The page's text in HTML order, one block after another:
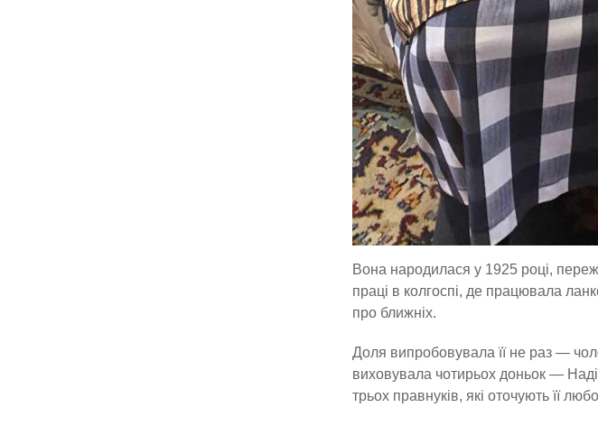
Вона народилася у 1925 році,
праці в колгоспі, де працювала
про ближніх.
Доля випробовувала її не раз —
виховувала чотирьох доньок —
трьох правнуків, які оточують її